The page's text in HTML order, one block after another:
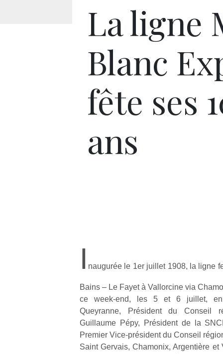
La ligne
Blanc
fête ses
ans
I naugurée le 1er juillet 1908, la ligne
Bains – Le Fayet à Vallorcine via
ce week-end, les 5 et 6 juillet, en
Queyranne, Président du Conseil
Guillaume Pépy, Président de la
Premier Vice-président du Conseil
Saint Gervais, Chamonix, Argentière et